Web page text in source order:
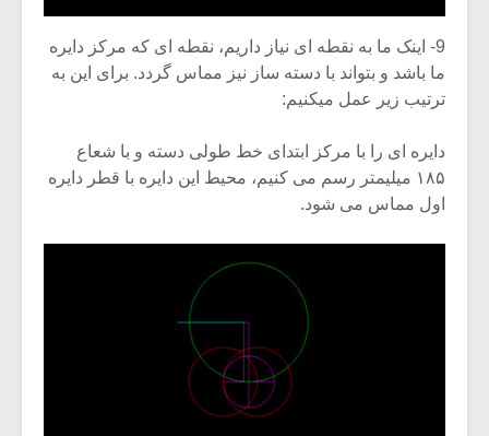
9- اینک ما به نقطه ای نیاز داریم، نقطه ای که مرکز دایره
ما باشد و بتواند با دسته ساز نیز مماس گردد. برای این به
ترتیب زیر عمل میکنیم:
دایره ای را با مرکز ابتدای خط طولی دسته و با شعاع
۱۸۵ میلیمتر رسم می کنیم، محیط این دایره با قطر دایره
اول مماس می شود.